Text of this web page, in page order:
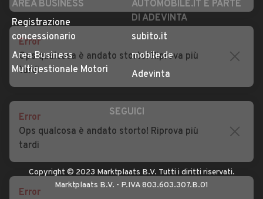
AREA BUSINESS
Registrazione
concessionario
Area Business
AUTOMOBILE.IT È PARTE
DI ADEVINTA
subito.it
mobile.de
SEGUICI
Copyright © 2023 Marktplaats B.V. Tutti i diritti riservati.
Error
Ops qualcosa è andato storto! Riprova più
tardi
Error
Ops qualcosa è andato storto! Riprova più
tardi
Error